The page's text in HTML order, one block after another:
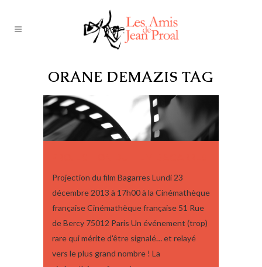
ORANE DEMAZIS TAG
Projection du film Bagarres Lundi 23
décembre 2013 à 17h00 à la Cinémathèque
française Cinémathèque française 51 Rue
de Bercy 75012 Paris Un événement (trop)
rare qui mérite d'être signalé… et relayé
vers le plus grand nombre ! La